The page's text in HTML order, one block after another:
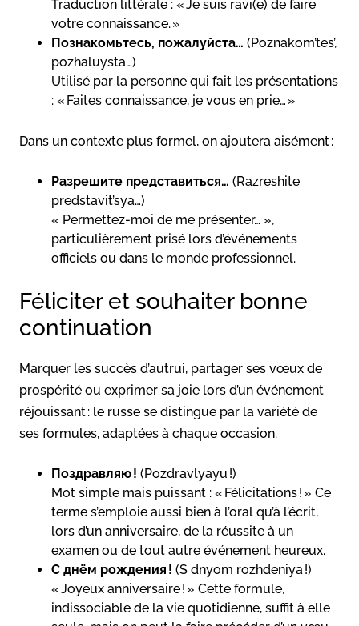
Traduction littérale : « Je suis ravi(e) de faire
votre connaissance. »
Познакомьтесь, пожалуйста… (Poznakom’tes’,
pozhaluysta…)
Utilisé par la personne qui fait les présentations
: « Faites connaissance, je vous en prie… »
Dans un contexte plus formel, on ajoutera aisément :
Разрешите представиться… (Razreshite
predstavit’sya…)
« Permettez-moi de me présenter… »,
particulièrement prisé lors d’événements
officiels ou dans le monde professionnel.
Féliciter et souhaiter bonne
continuation
Marquer les succès d’autrui, partager ses vœux de
prospérité ou exprimer sa joie lors d’un événement
réjouissant : le russe se distingue par la variété de
ses formules, adaptées à chaque occasion.
Поздравляю ! (Pozdravlyayu !)
Mot simple mais puissant : « Félicitations ! » Ce
terme s’emploie aussi bien à l’oral qu’à l’écrit,
lors d’un anniversaire, de la réussite à un
examen ou de tout autre événement heureux.
С днём рождения ! (S dnyom rozhdeniya !)
« Joyeux anniversaire ! » Cette formule,
indissociable de la vie quotidienne, suffit à elle